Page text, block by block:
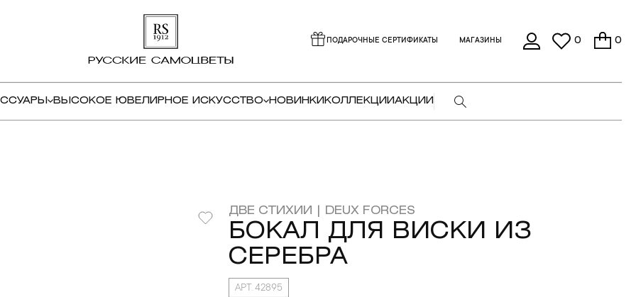
ПОДАРОЧНЫЕ СЕРТИФИКАТЫ МАГАЗИНЫ 0 0
ВЫСОКОЕ ЮВЕЛИРНОЕ ИСКУССТВО НОВИНКИ КОЛЛЕКЦИИАКЦИИ
ДВЕ СТИХИИ | DEUX FORCES
БОКАЛ ДЛЯ ВИСКИ ИЗ
СЕРЕБРА
АРТ. 42895